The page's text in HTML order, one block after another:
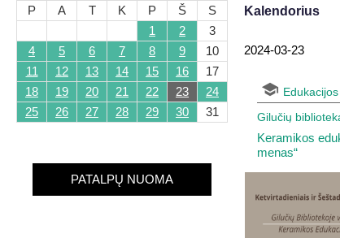
P
A T K P Š
S
1
2
3
4
5 6 7 8 9
10
11
12 13 14 15 16
17
18
19 20 21 22 23
24
25
26 27 28 29 30 31
PATALPŲ NUOMA
Kalendorius
2024-03-23
Edukacijos
Gilučių
Keramikos
menas“